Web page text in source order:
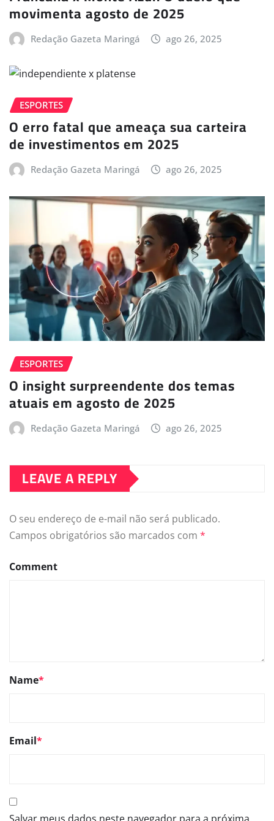
movimenta agosto de 2025
Redação Gazeta Maringá ago 26, 2025
ESPORTES
O erro fatal que ameaça sua carteira
de investimentos em 2025
Redação Gazeta Maringá ago 26, 2025
ESPORTES
O insight surpreendente dos temas
atuais em agosto de 2025
Redação Gazeta Maringá ago 26, 2025
LEAVE A REPLY
O seu endereço de e-mail não será publicado.
Campos obrigatórios são marcados com *
Comment
Name*
Email*